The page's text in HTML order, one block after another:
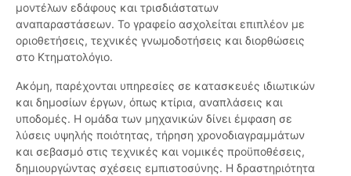
μοντέλων εδάφους και τρισδιάστατων
αναπαραστάσεων. Το γραφείο ασχολείται επιπλέον με
οριοθετήσεις, τεχνικές γνωμοδοτήσεις και διορθώσεις
στο Κτηματολόγιο.
Ακόμη, παρέχονται υπηρεσίες σε κατασκευές ιδιωτικών
και δημοσίων έργων, όπως κτίρια, αναπλάσεις και
υποδομές. Η ομάδα των μηχανικών δίνει έμφαση σε
λύσεις υψηλής ποιότητας, τήρηση χρονοδιαγραμμάτων
και σεβασμό στις τεχνικές και νομικές προϋποθέσεις,
δημιουργώντας σχέσεις εμπιστοσύνης. Η δραστηριότητα